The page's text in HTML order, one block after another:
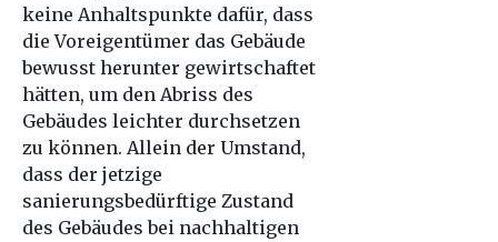
keine Anhaltspunkte dafür, dass
die Voreigentümer das Gebäude
bewusst herunter gewirtschaftet
hätten, um den Abriss des
Gebäudes leichter durchsetzen
zu können. Allein der Umstand,
dass der jetzige
sanierungsbedürftige Zustand
des Gebäudes bei nachhaltigen